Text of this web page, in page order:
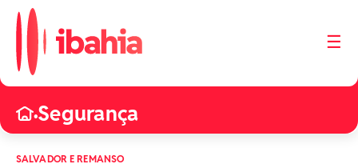
☰
•Segurança
SALVADOR E REMANSO